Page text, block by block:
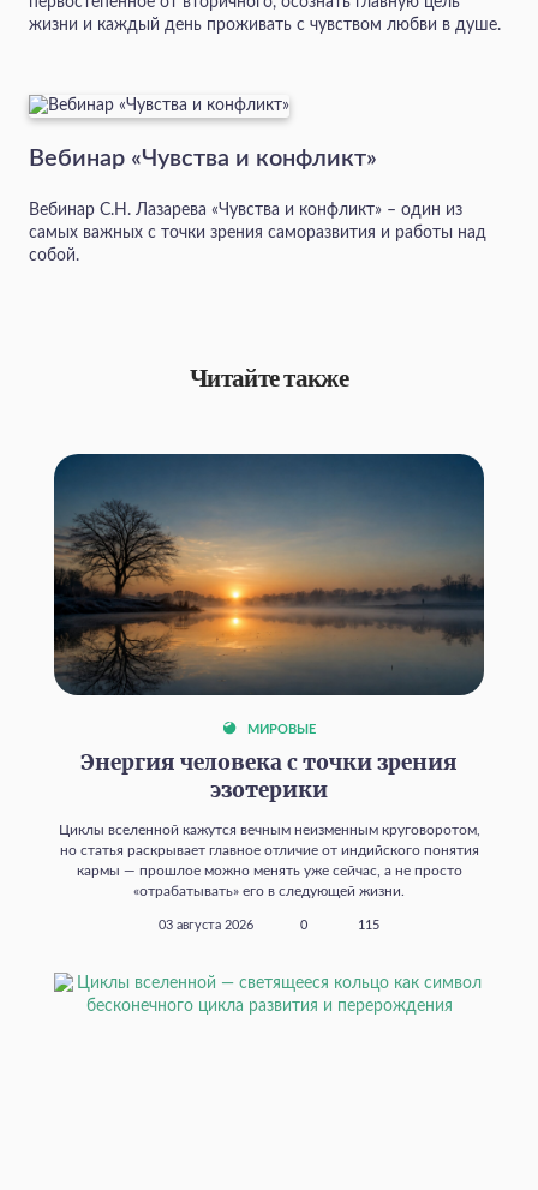
жизни и каждый день проживать с чувством любви в душе.
Вебинар «Чувства и конфликт»
Вебинар С.Н. Лазарева «Чувства и конфликт» – один из
самых важных с точки зрения саморазвития и работы над
собой.
Читайте также
МИРОВЫЕ
Энергия человека с точки зрения
эзотерики
Циклы вселенной кажутся вечным неизменным круговоротом,
но статья раскрывает главное отличие от индийского понятия
кармы — прошлое можно менять уже сейчас, а не просто
«отрабатывать» его в следующей жизни.
03 августа 2026 0 115